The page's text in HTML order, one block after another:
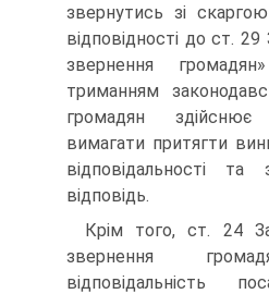
звернутись зі
відповідно­сті до ст.
звернення
триманням
громадян
вимагати притягти
відповідально­сті та
відповідь.
Крім того, ст. 24
звернення
відповідальність